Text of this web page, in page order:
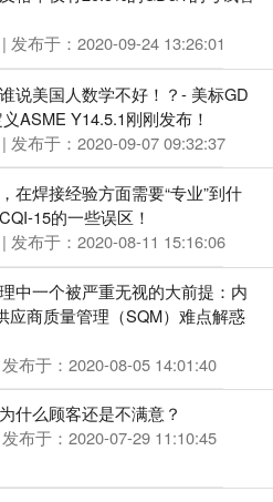
发布于：2020-09-24 13:26:01
说美国人数学不好！？- 美标GD
ASME Y14.5.1刚刚发布！
发布于：2020-09-07 09:32:37
在焊接经验方面需要“专业”到什
15的一些误区！
发布于：2020-08-11 15:16:06
中一个被严重无视的大前提：内
应商质量管理（SQM）难点解惑
布于：2020-08-05 14:01:40
什么顾客还是不满意？
布于：2020-07-29 11:10:45